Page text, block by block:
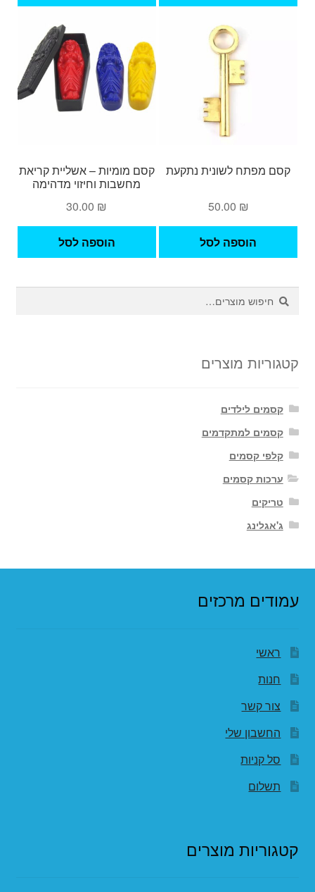
קסם מפתח לשונית נתקעת
50.00 ₪
הוספה לסל
קסם מומיות – אשליית קריאת
מחשבות וחיזוי מדהימה
30.00 ₪
הוספה לסל
חיפוש
עבור:
חיפוש
קטגוריות מוצרים
קסמים לילדים
קסמים למתקדמים
קלפי קסמים
ערכות קסמים
טריקים
ג'אגלינג
עמודים מרכזים
ראשי
חנות
צור קשר
החשבון שלי
סל קניות
תשלום
קטגוריות מוצרים